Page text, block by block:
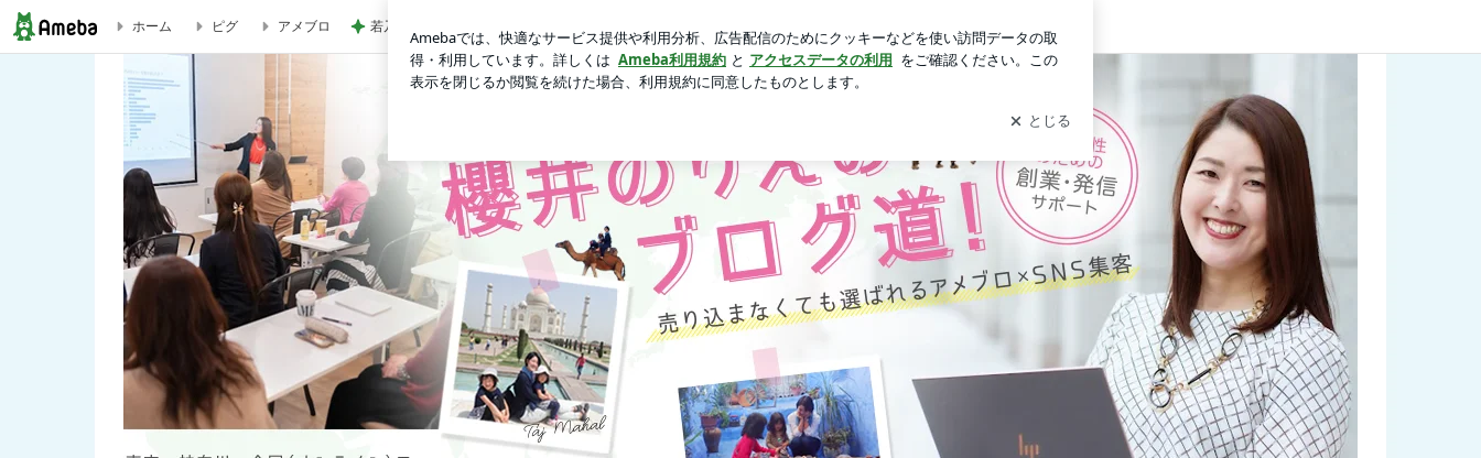
【次回日程調整中】きちんと知って正しく活用するための補助金セミナー | 櫻井のりえのブログ道！売り込まなくても選ばれるアメブロ×SNS集客 〜起業女性のための創業・発信サポート
ホーム ピグ アメブロ 若乃花 妻の母からの551アイス ログイン